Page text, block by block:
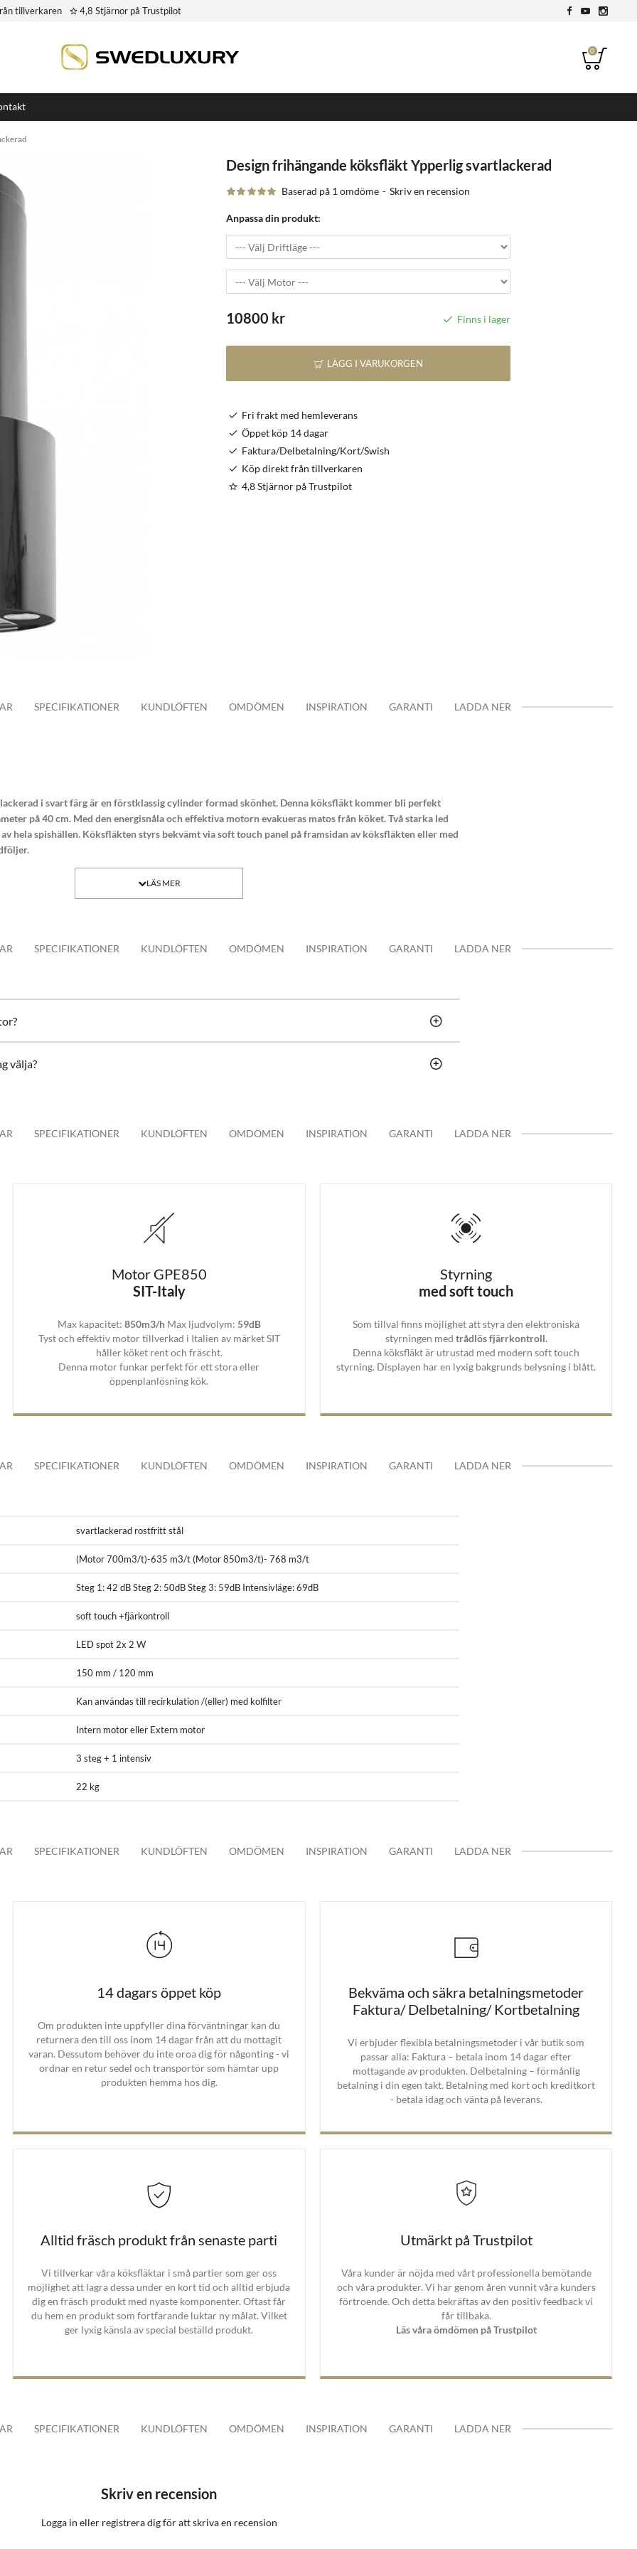
tillverkaren 4,8 Stjärnor på Trustpilot
0
Design frihängande köksfläkt Ypperlig svartlackerad
Baserad på 1 omdöme - Skriv en recension
10800 kr Finns i lager
Anpassa din produkt:
LÄGG I VARUKORGEN
Fri frakt med hemleverans
Öppet köp 14 dagar
Faktura/Delbetalning/Kort/Swish
Köp direkt från tillverkaren
4,8 Stjärnor på Trustpilot
SPECIFIKATIONER KUNDLÖFTEN OMDÖMEN INSPIRATION GARANTI LADDA NER
i svart färg är en förstklassig cylinder formad skönhet. Denna köksfläkt kommer bli perfekt
på 40 cm. Med den energisnåla och effektiva motorn evakueras matos från köket. Två starka led
hela spishällen. Köksfläkten styrs bekvämt via soft touch panel på framsidan av köksfläkten eller med
motor som finns att välja mellan 700 kubik till det mindre köket och 850 kubik till det större köket och
drift med intern motor. Den interna motorn konverteras enkelt till en recirkulations fläkt
finns som tillval med köksfläkten, men kan även köpas och installeras i efterhand.
stål som är lackerad i svart fettavvisande färg. Denna köksfläkt kan väljas i två finisch som är
är köksfläkten väldigt lätt skött.
SPECIFIKATIONER KUNDLÖFTEN OMDÖMEN INSPIRATION GARANTI LADDA NER
välja?
SPECIFIKATIONER KUNDLÖFTEN OMDÖMEN INSPIRATION GARANTI LADDA NER
Motor GPE850
SIT-Italy
Max kapacitet: 850m3/hMax ljudvolym: 59dB
Tyst och effektiv motor tillverkad i Italien av märket SIT
håller köket rent och fräscht.
Denna motor funkar perfekt för ett stora eller
öppenplanlösning kök.
Styrning
med soft touch
Som tillval finns möjlighet att styra den elektroniska
styrningen med trådlös fjärrkontroll.
Denna köksfläkt är utrustad med modern soft touch
styrning. Displayen har en lyxig bakgrunds belysning i blått.
SPECIFIKATIONER KUNDLÖFTEN OMDÖMEN INSPIRATION GARANTI LADDA NER
svartlackerad rostfritt stål
(Motor 700m3/t)-635 m3/t (Motor 850m3/t)- 768 m3/t
Steg 1: 42 dB Steg 2: 50dB Steg 3: 59dB Intensivläge: 69dB
soft touch +fjärkontroll
LED spot 2x 2 W
150 mm / 120 mm
Kan användas till recirkulation /(eller) med kolfilter
Intern motor eller Extern motor
3 steg + 1 intensiv
22 kg
SPECIFIKATIONER KUNDLÖFTEN OMDÖMEN INSPIRATION GARANTI LADDA NER
14 dagars öppet köp
Om produkten inte uppfyller dina förväntningar kan du
returnera den till oss inom 14 dagar från att du mottagit
varan. Dessutom behöver du inte oroa dig för någonting - vi
ordnar en retur sedel och transportör som hämtar upp
produkten hemma hos dig.
Bekväma och säkra betalningsmetoder
Faktura/ Delbetalning/ Kortbetalning
Vi erbjuder flexibla betalningsmetoder i vår butik som
passar alla: Faktura – betala inom 14 dagar efter
mottagande av produkten. Delbetalning – förmånlig
betalning i din egen takt. Betalning med kort och kreditkort
- betala idag och vänta på leverans.
Alltid fräsch produkt från senaste parti
Vi tillverkar våra köksfläktar i små partier som ger oss
möjlighet att lagra dessa under en kort tid och alltid erbjuda
dig en fräsch produkt med nyaste komponenter. Oftast får
du hem en produkt som fortfarande luktar ny målat. Vilket
ger lyxig känsla av special beställd produkt.
Utmärkt på Trustpilot
Våra kunder är nöjda med vårt professionella bemötande
och våra produkter. Vi har genom åren vunnit våra kunders
förtroende. Och detta bekräftas av den positiv feedback vi
får tillbaka.
Läs våra ömdömen på Trustpilot
SPECIFIKATIONER KUNDLÖFTEN OMDÖMEN INSPIRATION GARANTI LADDA NER
Skriv en recension
Logga in eller registrera digför att skriva en recension